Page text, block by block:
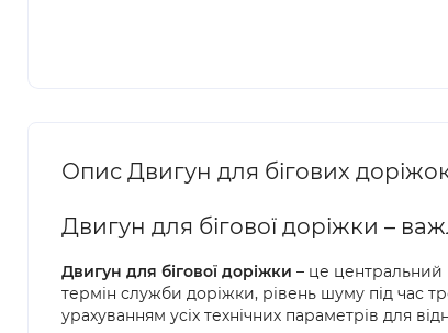
Опис Двигун для бігових
Двигун для бігової доріжки –
Двигун для бігової доріжки – це центральний
термін служби доріжки, рівень шуму під час
урахуванням усіх технічних параметрів для